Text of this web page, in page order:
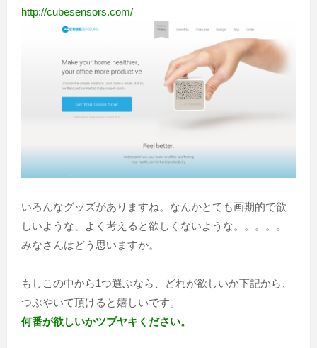
http://cubesensors.com/
いろんなグッズがありますね。なんかとても画期的で欲
しいような、よく考えると欲しくないような。。。。。
みなさんはどう思いますか。
もしこの中から1つ選ぶなら、どれが欲しいか下記から、
つぶやいて頂けると嬉しいです。
何番が欲しいかツブヤキください。